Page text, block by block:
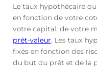
Le taux hypothécaire
en fonction de votre
votre capital, de votre
prêt-valeur. Les taux
fixés en fonction des
du but du prêt et de la